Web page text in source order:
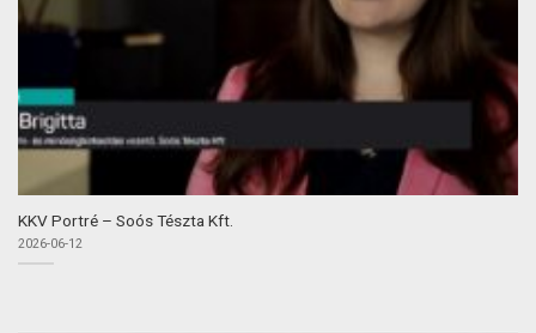
KKV Portré – Soós Tészta Kft.
2026-06-12